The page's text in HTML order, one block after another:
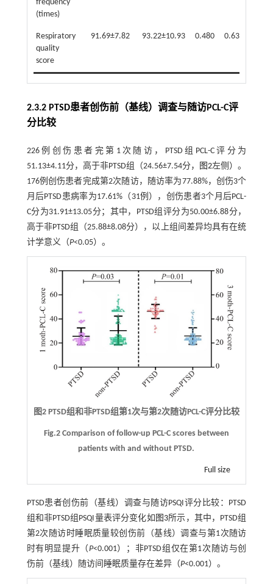
frequency
(times)
Respiratory
quality
score
91.69±7.82 93.22±10.93 0.480 0.634
2.3.2 PTSD患者创伤前（基线）调查与随访PCL-C评
分比较
226例创伤患者完第1次随访，PTSD组PCL-C评分为
51.13±4.11分，高于非PTSD组（24.56±7.54分，
图2左侧）。
176例创伤患者完成第2次随访，随访率为77.88%，创伤3个
月后PTSD患病率为17.61%（31例），创伤患者3个月后PCL-
C分为31.91±13.05分；其中，PTSD组评分为50.00±6.88分，
高于非PTSD组（25.88±8.08分），以上组间差异均具有在统
计学意义（P<0.05）。
图2 PTSD组和非PTSD组第1次与第2次随访PCL-C评分比较
Fig.2 Comparison of follow-up PCL-C scores between
patients with and without PTSD.
Full size
PTSD患者创伤前（基线）调查与随访PSQI评分比较：PTSD
组和非PTSD组PSQI量表评分变化如 图3所示，其中，PTSD组
第2次随访时睡眠质量较创伤前（基线）调查与第1次随访
时有明显提升（P<0.001）；非PTSD组仅在第1次随访与创
伤前（基线）随访间睡眠质量存在差异（P<0.001）。